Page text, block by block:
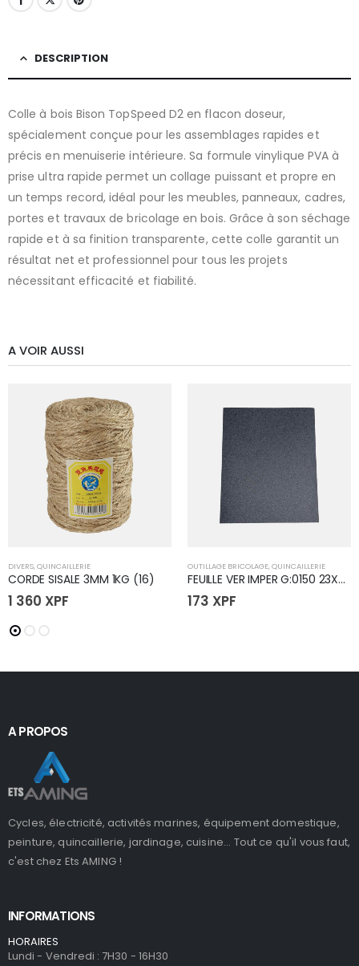
DESCRIPTION
Colle à bois Bison TopSpeed D2 en flacon doseur,
spécialement conçue pour les assemblages rapides et
précis en menuiserie intérieure. Sa formule vinylique PVA à
prise ultra rapide permet un collage puissant et propre en
un temps record, idéal pour les meubles, panneaux, cadres,
portes et travaux de bricolage en bois. Grâce à son séchage
rapide et à sa finition transparente, cette colle garantit un
résultat net et professionnel pour tous les projets
nécessitant efficacité et fiabilité.
A VOIR AUSSI
DIVERS, QUINCAILLERIE
CORDE SISALE 3MM 1KG (16)
1 360 XPF
OUTILLAGE BRICOLAGE, QUINCAILLERIE
FEUILLE VER IMPER G:0150 23X28
173 XPF
A PROPOS
Cycles, électricité, activités marines, équipement domestique,
peinture, quincaillerie, jardinage, cuisine... Tout ce qu'il vous faut,
c'est chez Ets AMING !
INFORMATIONS
HORAIRES
Lundi - Vendredi : 7H30 - 16H30